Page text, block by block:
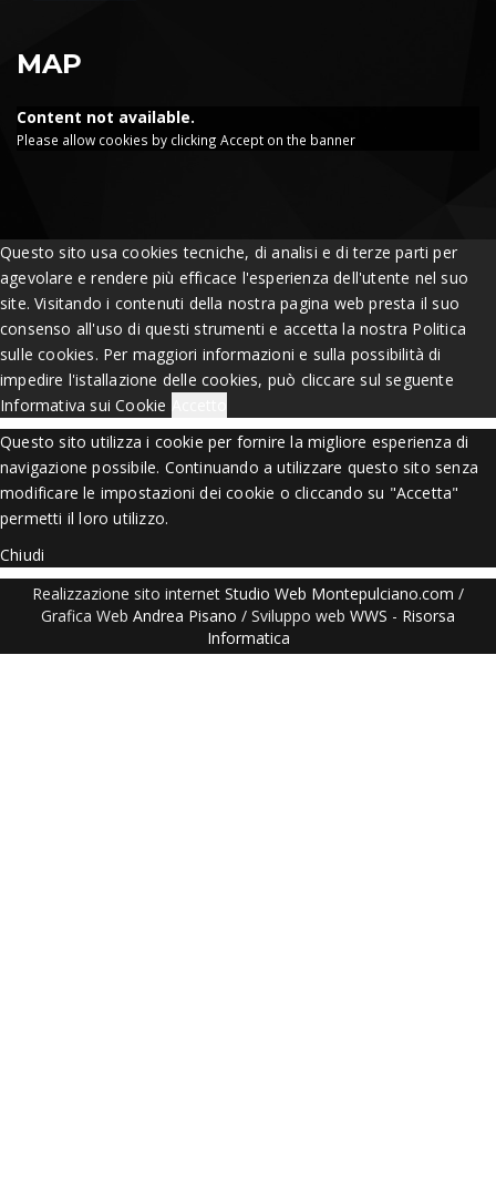
MAP
Content not available.
Please allow cookies by clicking Accept on the banner
Questo sito usa cookies tecniche, di analisi e di terze parti per
agevolare e rendere più efficace l'esperienza dell'utente nel suo
site. Visitando i contenuti della nostra pagina web presta il suo
consenso all'uso di questi strumenti e accetta la nostra Politica
sulle cookies. Per maggiori informazioni e sulla possibilità di
impedire l'istallazione delle cookies, può cliccare sul seguente
Informativa sui Cookie
Questo sito utilizza i cookie per fornire la migliore esperienza di
navigazione possibile. Continuando a utilizzare questo sito senza
modificare le impostazioni dei cookie o cliccando su "Accetta"
permetti il loro utilizzo.
Chiudi
Realizzazione sito internet Studio Web Montepulciano.com /
Grafica Web Andrea Pisano / Sviluppo web WWS - Risorsa
Informatica